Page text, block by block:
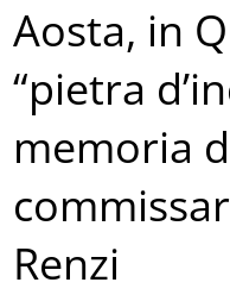
Aosta, in
“pietra
memoria
Renzi